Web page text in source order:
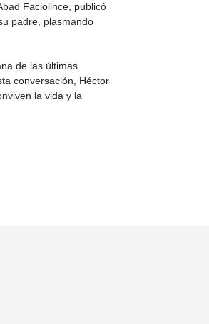
Faciolince, publicó
padre, plasmando
de las últimas
conversación, Héctor
la vida y la